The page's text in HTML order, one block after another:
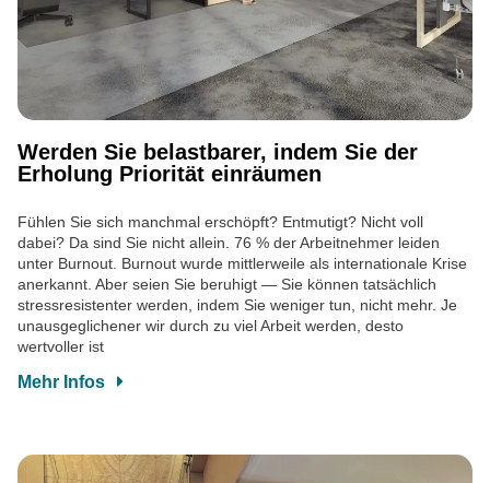
Werden Sie belastbarer, indem Sie der
Erholung Priorität einräumen
Fühlen Sie sich manchmal erschöpft? Entmutigt? Nicht voll
dabei? Da sind Sie nicht allein. 76 % der Arbeitnehmer leiden
unter Burnout. Burnout wurde mittlerweile als internationale Krise
anerkannt. Aber seien Sie beruhigt — Sie können tatsächlich
stressresistenter werden, indem Sie weniger tun, nicht mehr. Je
unausgeglichener wir durch zu viel Arbeit werden, desto
wertvoller ist
Mehr Infos